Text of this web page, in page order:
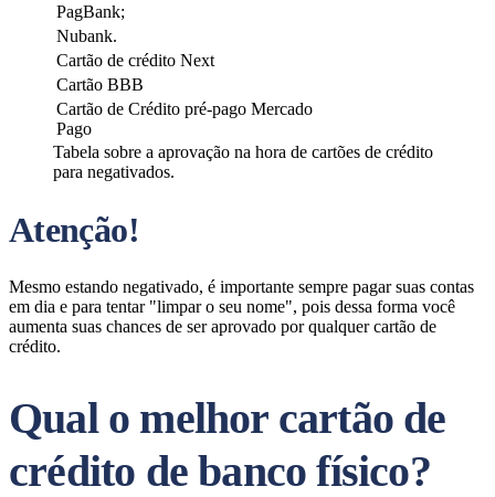
PagBank;
Nubank.
Cartão de crédito Next
Cartão BBB
Cartão de Crédito pré-pago Mercado
Pago
Tabela sobre a aprovação na hora de cartões de crédito
para negativados.
Atenção!
Mesmo estando negativado, é importante sempre pagar suas contas
em dia e para tentar "limpar o seu nome", pois dessa forma você
aumenta suas chances de ser aprovado por qualquer cartão de
crédito.
Qual o melhor cartão de
crédito de banco físico?